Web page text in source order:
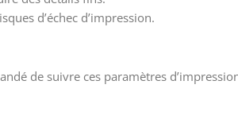
d’échec d’impression.
de suivre ces paramètres